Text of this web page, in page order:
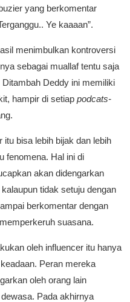
yang berkomentar
Ye kaaaan”.
menimbulkan kontroversi
sebagai muallaf tentu saja
Deddy ini memiliki
hampir di setiap podcats-
bisa lebih bijak dan lebih
fenomena. Hal ini di
akan didengarkan
tidak setuju dengan
berkomentar dengan
suasana.
oleh influencer itu hanya
Peran mereka
oleh orang lain
Pada akhirnya